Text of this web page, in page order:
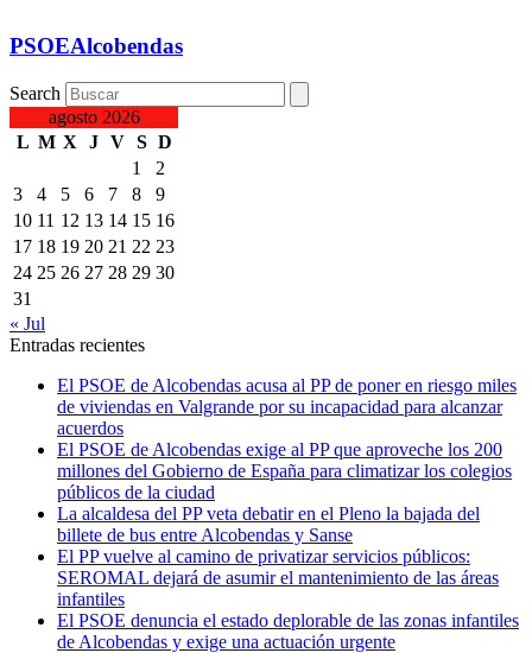
PSOEAlcobendas
Search
agosto 2026
L M X J V S D
1
2
3
4 5 6 7 8
9
10 11 12 13 14 15 16
17 18 19 20 21 22 23
24 25 26 27 28 29 30
31
« Jul
Entradas recientes
El PSOE de Alcobendas acusa al PP de poner en riesgo miles
de viviendas en Valgrande por su incapacidad para alcanzar
acuerdos
El PSOE de Alcobendas exige al PP que aproveche los 200
millones del Gobierno de España para climatizar los colegios
públicos de la ciudad
La alcaldesa del PP veta debatir en el Pleno la bajada del
billete de bus entre Alcobendas y Sanse
El PP vuelve al camino de privatizar servicios públicos:
SEROMAL dejará de asumir el mantenimiento de las áreas
infantiles
El PSOE denuncia el estado deplorable de las zonas infantiles
de Alcobendas y exige una actuación urgente